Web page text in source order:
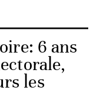
6 ans
les